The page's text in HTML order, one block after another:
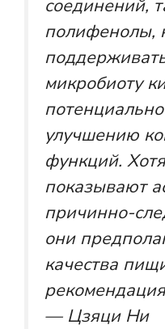
соединений,
полифенолы,
микробиоту
улучшению
функций.
показывают
причинно-
они
качества
— Цзяци Ни